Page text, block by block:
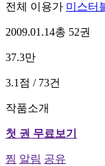
전체 이용가 미스터
2009.01.14총 52권
37.3만
3.1점 / 73건
작품소개
첫 권 무료보기
찜 알림 공유